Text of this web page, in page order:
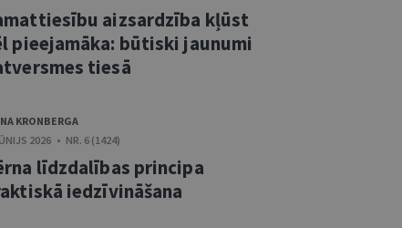
aizsardzība kļūst
pieejamāka: būtiski jaunumi
tiesā
KRONBERGA
2026 • NR. 6 (1424)
līdzdalības principa
iedzīvināšana